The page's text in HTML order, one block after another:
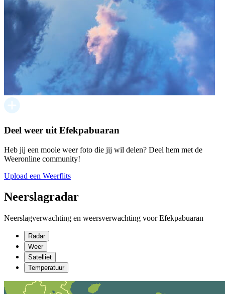
Deel weer uit Efekpabuaran
Heb jij een mooie weer foto die jij wil delen? Deel hem met de
Weeronline community!
Upload een Weerflits
Neerslagradar
Neerslagverwachting en weersverwachting voor Efekpabuaran
Radar
Weer
Satelliet
Temperatuur